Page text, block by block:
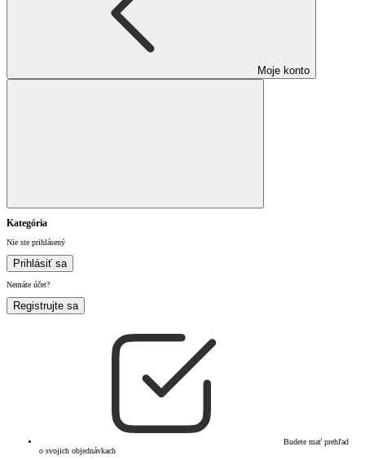
Moje konto
Kategória
Nie ste prihlásený
Prihlásiť sa
Nemáte účet?
Registrujte sa
Budete mať prehľad
o svojich objednávkach